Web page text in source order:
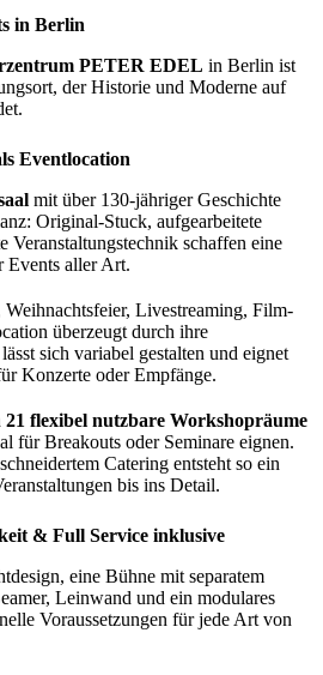
in Berlin
PETER EDEL in Berlin ist
der Historie und Moderne auf
Eventlocation
mit über 130-jähriger Geschichte
Original-Stuck, aufgearbeitete
Veranstaltungstechnik schaffen eine
Events aller Art.
Livestreaming, Film-
überzeugt durch ihre
sich variabel gestalten und eignet
Konzerte oder Empfänge.
21 flexibel nutzbare Workshopräume
für Breakouts oder Seminare eignen.
Catering entsteht so ein
bis ins Detail.
& Full Service inklusive
eine Bühne mit separatem
Leinwand und ein modulares
Voraussetzungen für jede Art von